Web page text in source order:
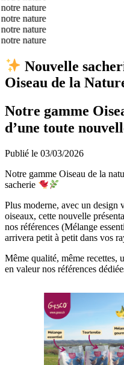
Nouvelle
Oiseau de la
Notre gamme
d’une toute
Publié le 03/03/2026
Notre gamme Oiseau de la
sacherie
Plus moderne, avec un design
oiseaux, cette nouvelle
nos références (Mélange
arrivera petit à petit dans vos
Même qualité, même recettes,
en valeur nos références